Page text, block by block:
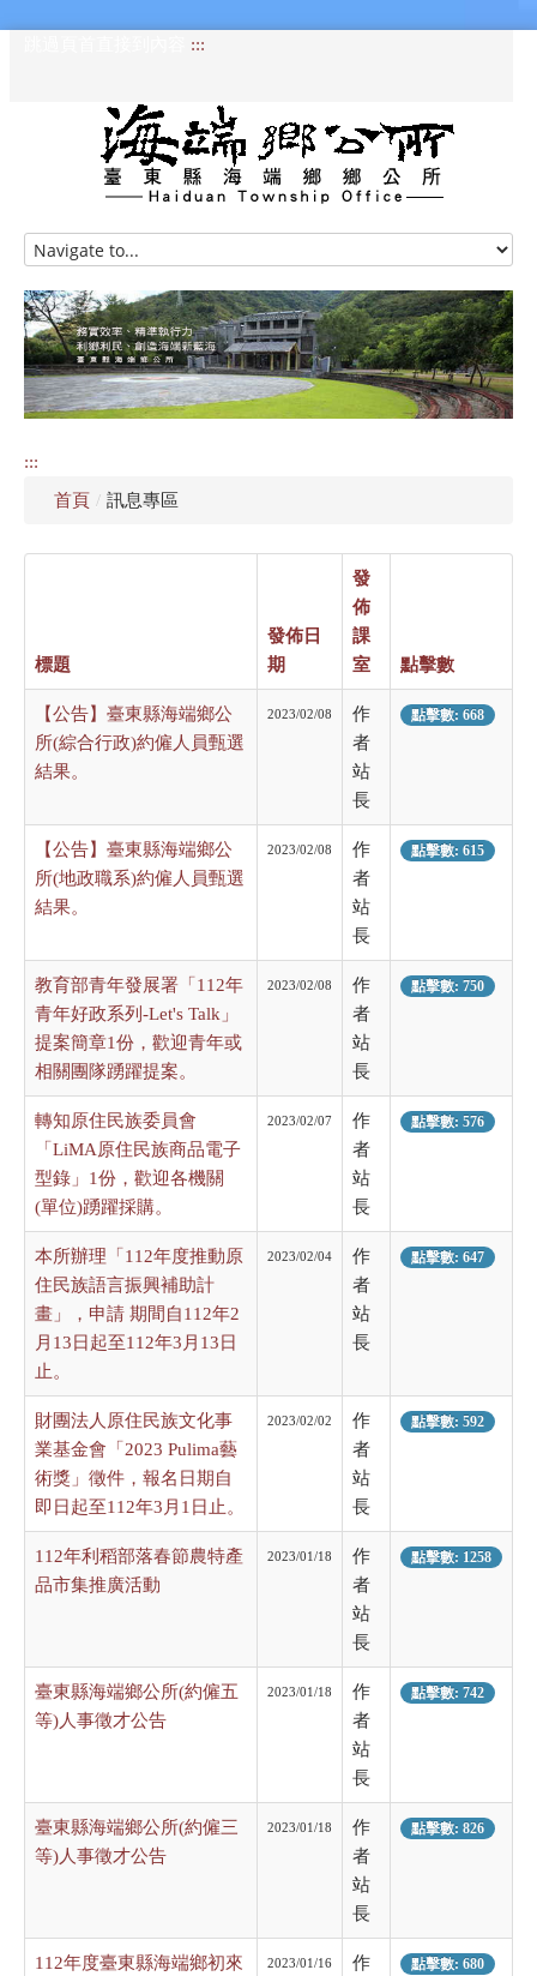
:::
HOME
訊息專區
認識海端
公所介紹
:::
首頁 / 訊息專區
標題
發佈日
期
發
佈
課
室
點擊數
【公告】臺東縣海端鄉公
所(綜合行政)約僱人員甄選
結果。
2023/02/08
作
者
站
長
點擊數: 668
【公告】臺東縣海端鄉公
所(地政職系)約僱人員甄選
結果。
2023/02/08
作
者
站
長
點擊數: 615
教育部青年發展署「112年
青年好政系列-Let's Talk」
提案簡章1份，歡迎青年或
相關團隊踴躍提案。
2023/02/08
作
者
站
長
點擊數: 750
轉知原住民族委員會
「LiMA原住民族商品電子
型錄」1份，歡迎各機關
(單位)踴躍採購。
2023/02/07
作
者
站
長
點擊數: 576
本所辦理「112年度推動原
住民族語言振興補助計
畫」，申請 期間自112年2
月13日起至112年3月13日
止。
2023/02/04
作
者
站
長
點擊數: 647
財團法人原住民族文化事
業基金會「2023 Pulima藝
術獎」徵件，報名日期自
即日起至112年3月1日止。
2023/02/02
作
者
站
長
點擊數: 592
112年利稻部落春節農特產
品市集推廣活動
2023/01/18
作
者
站
長
點擊數: 1258
臺東縣海端鄉公所(約僱五
等)人事徵才公告
2023/01/18
作
者
站
長
點擊數: 742
臺東縣海端鄉公所(約僱三
等)人事徵才公告
2023/01/18
作
者
站
長
點擊數: 826
112年度臺東縣海端鄉初來
2023/01/16
作
點擊數: 680